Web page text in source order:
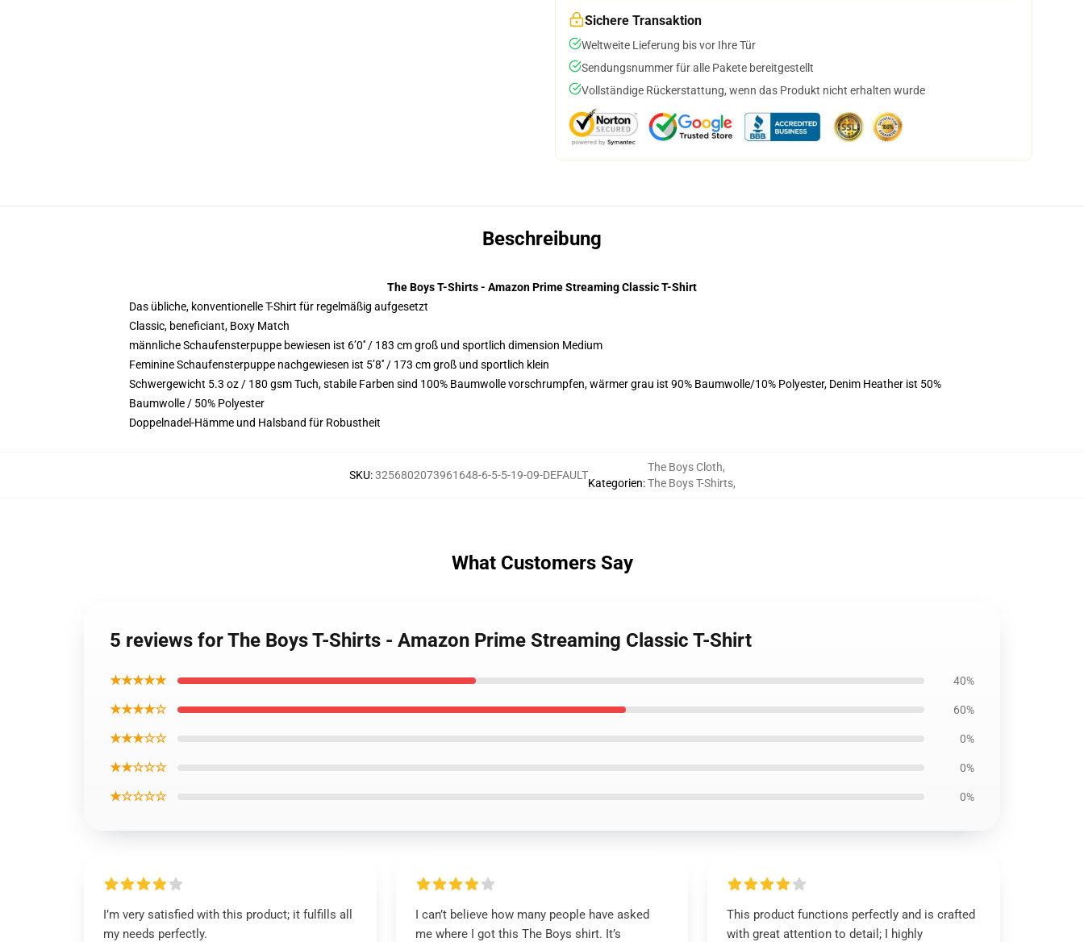
Sichere Transaktion
Weltweite Lieferung bis vor Ihre Tür
Sendungsnummer für alle Pakete bereitgestellt
Vollständige Rückerstattung, wenn das Produkt nicht erhalten wurde
Beschreibung
The Boys T-Shirts - Amazon Prime Streaming Classic T-Shirt
Das übliche, konventionelle T-Shirt für regelmäßig aufgesetzt
Classic, beneficiant, Boxy Match
männliche Schaufensterpuppe bewiesen ist 6’0′′ / 183 cm groß und sportlich dimension Medium
Feminine Schaufensterpuppe nachgewiesen ist 5’8′′ / 173 cm groß und sportlich klein
Schwergewicht 5.3 oz / 180 gsm Tuch, stabile Farben sind 100% Baumwolle vorschrumpfen, wärmer grau ist 90% Baumwolle/10% Polyester, Denim Heather ist 50%
Baumwolle / 50% Polyester
Doppelnadel-Hämme und Halsband für Robustheit
SKU:3256802073961648-6-5-5-19-09-DEFAULT
Kategorien:
The Boys Cloth,
The Boys T-Shirts,
What Customers Say
5 reviews for The Boys T-Shirts - Amazon Prime Streaming Classic T-Shirt
★★★★★ 40%
★★★★☆ 60%
★★★☆☆ 0%
★★☆☆☆ 0%
★☆☆☆☆ 0%
I’m very satisfied with this product; it fulfills all
my needs perfectly.
I can’t believe how many people have asked
me where I got this The Boys shirt. It’s
This product functions perfectly and is crafted
with great attention to detail; I highly